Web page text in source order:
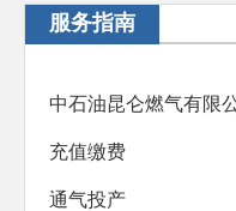
法治政府建设年
服务指南
中石油昆仑燃气有限
充值缴费
通气投产